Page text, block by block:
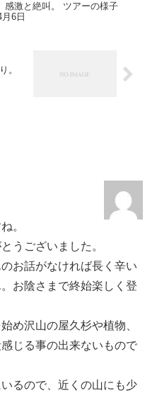
感激と絶叫。 ツアーの様子
6日
。
。
うございました。
お話がなければ長く辛い
お陰さまで終始楽しく登
め沢山の屋久杉や植物、
じる事の出来ないもので
るので、近くの山にも少